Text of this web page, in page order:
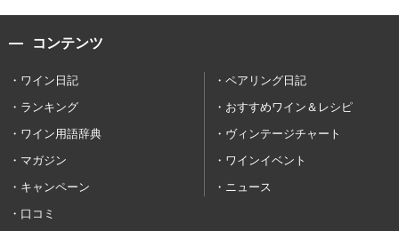
コンテンツ
ワイン日記
ペアリング日記
ランキング
おすすめワイン＆レシピ
ワイン用語辞典
ヴィンテージチャート
マガジン
ワインイベント
キャンペーン
ニュース
口コミ